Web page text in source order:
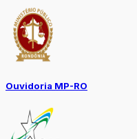
Ouvidoria MP-RO